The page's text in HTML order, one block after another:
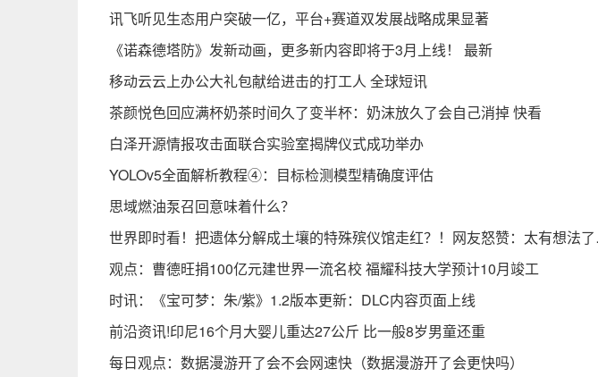
讯飞听见生态用户突破一亿，平台+赛道双发展战略成果显著
《诺森德塔防》发新动画，更多新内容即将于3月上线！ 最新
移动云云上办公大礼包献给进击的打工人 全球短讯
茶颜悦色回应满杯奶茶时间久了变半杯：奶沫放久了会自己消掉 快看
白泽开源情报攻击面联合实验室揭牌仪式成功举办
YOLOv5全面解析教程④：目标检测模型精确度评估
思域燃油泵召回意味着什么？
世界即时看！把遗体分解成土壤的特殊殡仪馆走红？！网友怒赞：太有想法
观点：曹德旺捐100亿元建世界一流名校 福耀科技大学预计10月竣工
时讯：《宝可梦：朱/紫》1.2版本更新：DLC内容页面上线
前沿资讯!印尼16个月大婴儿重达27公斤 比一般8岁男童还重
每日观点：数据漫游开了会不会网速快（数据漫游开了会更快吗）